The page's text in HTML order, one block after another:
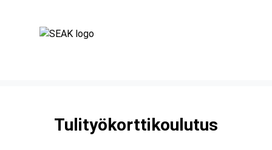
Tulityökorttikoulutus